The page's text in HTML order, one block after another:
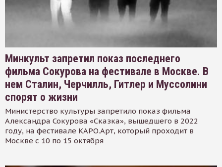
Минкульт запретил показ последнего
фильма Сокурова на фестивале в Москве. В
нем Сталин, Черчилль, Гитлер и Муссолини
спорят о жизни
Министерство культуры запретило показ фильма
Александра Сокурова «Сказка», вышедшего в 2022
году, на фестивале КАРО.Арт, который проходит в
Москве с 10 по 15 октября